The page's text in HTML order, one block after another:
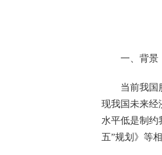
一、背景
当前我国
现我国未来经
水平低是制约
五”规划》等